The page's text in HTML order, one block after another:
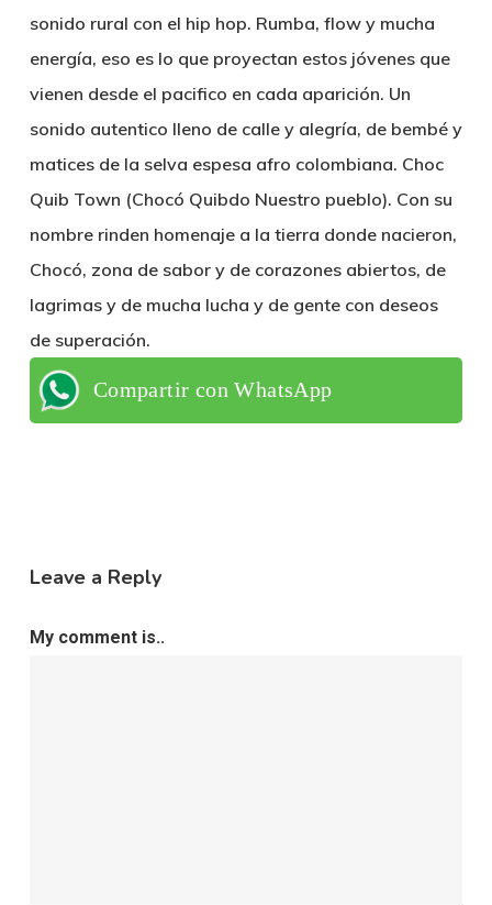
sonido rural con el hip hop. Rumba, flow y mucha
energía, eso es lo que proyectan estos jóvenes que
vienen desde el pacifico en cada aparición. Un
sonido autentico lleno de calle y alegría, de bembé y
matices de la selva espesa afro colombiana. Choc
Quib Town (Chocó Quibdo Nuestro pueblo). Con su
nombre rinden homenaje a la tierra donde nacieron,
Chocó, zona de sabor y de corazones abiertos, de
lagrimas y de mucha lucha y de gente con deseos
de superación.
Compartir con WhatsApp
Leave a Reply
My comment is..